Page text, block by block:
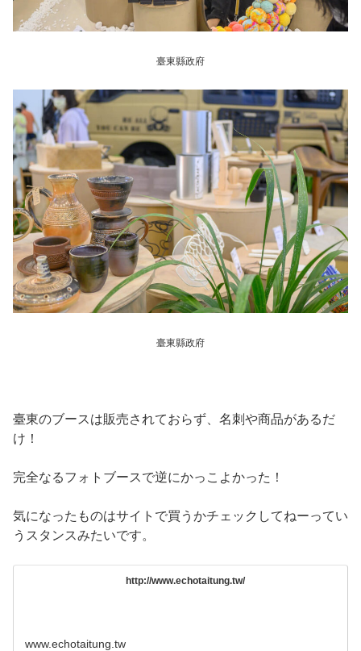
臺東縣政府
臺東縣政府
臺東のブースは販売されておらず、名刺や商品があるだ
け！
完全なるフォトブースで逆にかっこよかった！
気になったものはサイトで買うかチェックしてねーってい
うスタンスみたいです。
http://www.echotaitung.tw/
www.echotaitung.tw